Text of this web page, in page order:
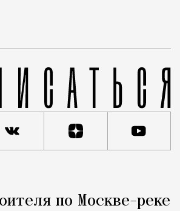
праздник День
по Москве-реке